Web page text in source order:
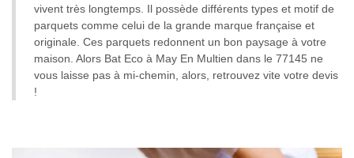
vivent très longtemps. Il possède différents types et motif de
parquets comme celui de la grande marque française et
originale. Ces parquets redonnent un bon paysage à votre
maison. Alors Bat Eco à May En Multien dans le 77145 ne
vous laisse pas à mi-chemin, alors, retrouvez vite votre devis
!